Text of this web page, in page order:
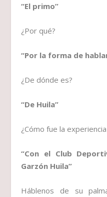
“El primo”
¿Por qué?
“Por la forma de
¿De dónde es?
“De Huila”
¿Cómo fue la
“Con el Club
Garzón Huila”
Háblenos de su